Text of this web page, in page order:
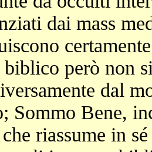
dai mass
biblico però non
dal
Sommo Bene,
riassume in